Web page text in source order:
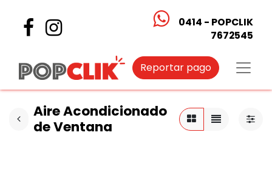
0414 - POPCLIK
7672545
Reportar pago
Aire Acondicionado
de Ventana